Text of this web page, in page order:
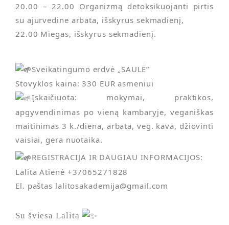
20.00 – 22.00 Organizmą detoksikuojanti pirtis
su ajurvedine arbata, išskyrus sekmadienį,
22.00 Miegas, išskyrus sekmadienį.
Sveikatingumo erdvė „SAULĖ”
Stovyklos kaina: 330 EUR asmeniui
Įskaičiuota: mokymai, praktikos,
apgyvendinimas po vieną kambaryje, veganiškas
maitinimas 3 k./diena, arbata, veg. kava, džiovinti
vaisiai, gera nuotaika.
REGISTRACIJA IR DAUGIAU INFORMACIJOS:
Lalita Atienė +37065271828
El. paštas lalitosakademija@gmail.com
Su šviesa Lalita